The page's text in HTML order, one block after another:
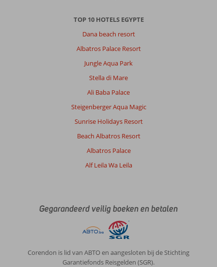
TOP 10 HOTELS EGYPTE
Dana beach resort
Albatros Palace Resort
Jungle Aqua Park
Stella di Mare
Ali Baba Palace
Steigenberger Aqua Magic
Sunrise Holidays Resort
Beach Albatros Resort
Albatros Palace
Alf Leila Wa Leila
Gegarandeerd veilig boeken en betalen
Corendon is lid van ABTO en aangesloten bij de Stichting
Garantiefonds Reisgelden (SGR).